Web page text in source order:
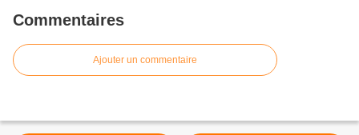
Commentaires
Ajouter un commentaire